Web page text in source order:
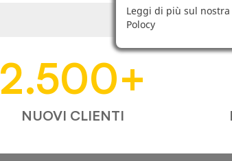
2.500+
NUOVI CLIENTI
Leggi di più sul nostra
Polocy